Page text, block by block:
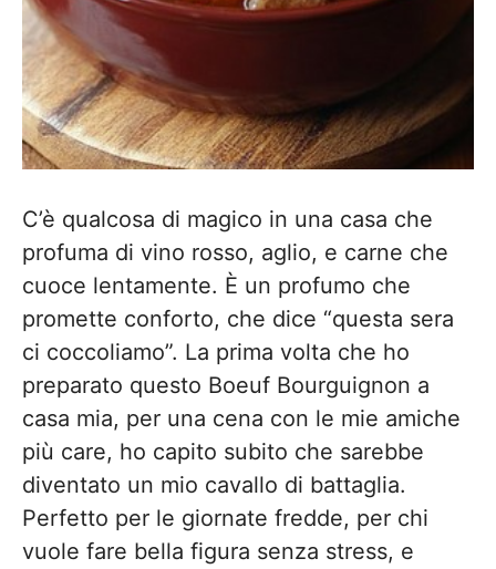
C’è qualcosa di magico in una casa che
profuma di vino rosso, aglio, e carne che
cuoce lentamente. È un profumo che
promette conforto, che dice “questa sera
ci coccoliamo”. La prima volta che ho
preparato questo Boeuf Bourguignon a
casa mia, per una cena con le mie amiche
più care, ho capito subito che sarebbe
diventato un mio cavallo di battaglia.
Perfetto per le giornate fredde, per chi
vuole fare bella figura senza stress, e